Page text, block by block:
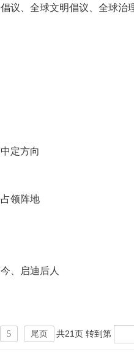
议、全球文明倡议、全球治
定方向
领阵地
、启迪后人
5 尾页 共21页 转到第